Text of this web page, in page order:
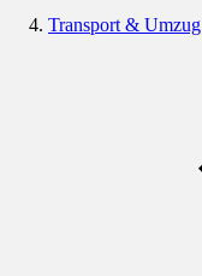
Transport & Umzug